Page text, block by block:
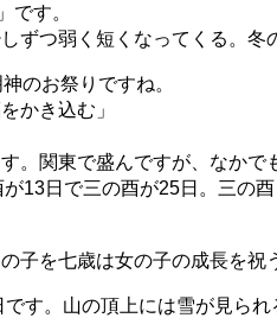
です。
ずつ弱く短くなってくる。冬
のお祭りですね。
かき込む」
。関東で盛んですが、なかで
13日で三の酉が25日。三の
子を七歳は女の子の成長を祝
す。山の頂上には雪が見られ